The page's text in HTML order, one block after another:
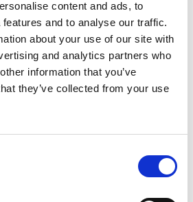
content and ads, to
and to analyse our traffic.
about your use of our site with
and analytics partners who
information that you’ve
they’ve collected from your use
Mins Secs
Warenkorb legen
your age
or older?